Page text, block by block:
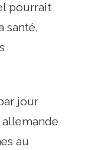
pourrait
santé,
jour
au